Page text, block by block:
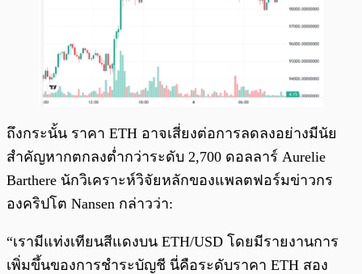
ถึงกระนั้น ราคา ETH อาจเสี่ยงต่อการลดลงอย่างมีนัย
สำคัญหากตกลงต่ำกว่าระดับ 2,700 ดอลลาร์ Aurelie
Barthere นักวิเคราะห์วิจัยหลักของแพลตฟอร์มข่าวกร
องคริปโต Nansen กล่าวว่า:
“เรามีแท่งเทียนสีแดงบน ETH/USD โดยมีรายงานการ
เพิ่มขึ้นของการชำระบัญชี นี่คือระดับราคา ETH สอง